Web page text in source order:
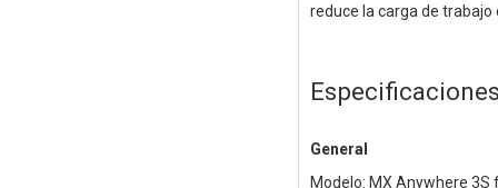
reduce la carga de trabajo
General
Modelo: MX Anywhere 3S